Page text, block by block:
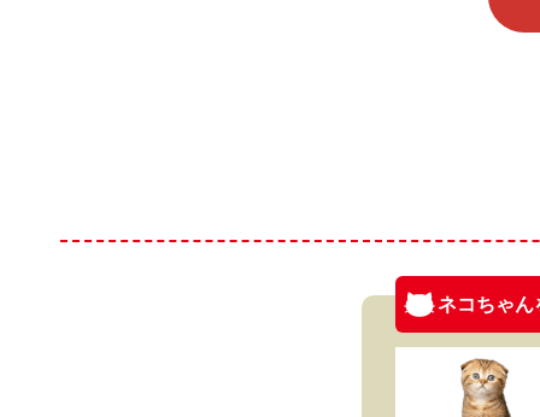
ネコちゃん